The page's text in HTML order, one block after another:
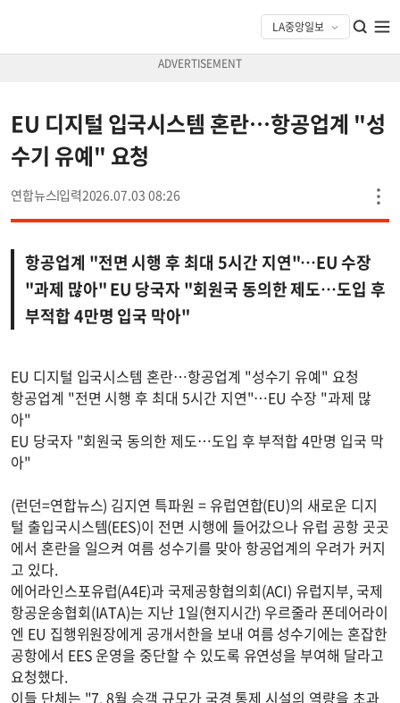
EU 디지털 입국시스템 혼란…항공업계 "성
수기 유예" 요청
연합뉴스 2026.07.03 08:26
항공업계 "전면 시행 후 최대 5시간 지연"…EU 수장
"과제 많아" EU 당국자 "회원국 동의한 제도…도입 후
부적합 4만명 입국 막아"
EU 디지털 입국시스템 혼란…항공업계 "성수기 유예" 요청
항공업계 "전면 시행 후 최대 5시간 지연"…EU 수장 "과제 많
아"
EU 당국자 "회원국 동의한 제도…도입 후 부적합 4만명 입국 막
아"
(런던=연합뉴스) 김지연 특파원 = 유럽연합(EU)의 새로운 디지
털 출입국시스템(EES)이 전면 시행에 들어갔으나 유럽 공항 곳곳
에서 혼란을 일으켜 여름 성수기를 맞아 항공업계의 우려가 커지
고 있다.
에어라인스포유럽(A4E)과 국제공항협의회(ACI) 유럽지부, 국제
항공운송협회(IATA)는 지난 1일(현지시간) 우르줄라 폰데어라이
엔 EU 집행위원장에게 공개서한을 보내 여름 성수기에는 혼잡한
공항에서 EES 운영을 중단할 수 있도록 유연성을 부여해 달라고
요청했다.
이들 단체는 "7, 8월 승객 규모가 국경 통제 시설의 역량을 초과